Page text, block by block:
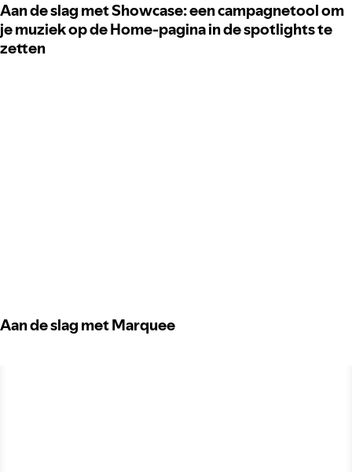
Aan de slag met Showcase: een campagnetool om
je muziek op de Home-pagina in de spotlights te
zetten
Aan de slag met Marquee